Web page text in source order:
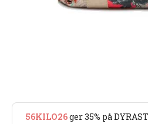
56KILO26ger 35% på